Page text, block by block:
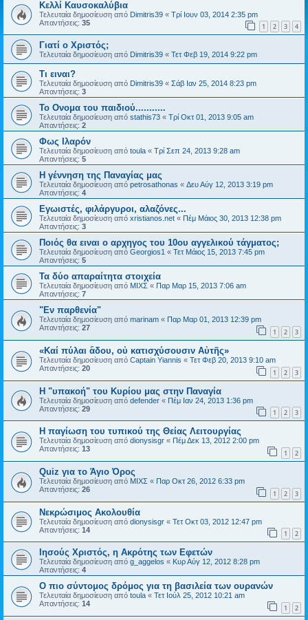
Κελλί Καυσοκαλύβια
Τελευταία δημοσίευση από Dimitris39 « Τρί Ιουν 03, 2014 2:35 pm
Απαντήσεις: 35 1 2 3 4
Γιατί ο Χριστός;
Τελευταία δημοσίευση από Dimitris39 « Τετ Φεβ 19, 2014 9:22 pm
Τι ειναι?
Τελευταία δημοσίευση από Dimitris39 « Σάβ Ιαν 25, 2014 8:23 pm
Απαντήσεις: 3
Το Ονομα του παιδιού...........
Τελευταία δημοσίευση από stathis73 « Τρί Οκτ 01, 2013 9:05 am
Απαντήσεις: 2
Φως Ιλαρόν
Τελευταία δημοσίευση από toula « Τρί Σεπ 24, 2013 9:28 am
Απαντήσεις: 5
Η γέννηση της Παναγίας μας
Τελευταία δημοσίευση από petrosathonas « Δευ Αύγ 12, 2013 3:19 pm
Απαντήσεις: 4
Εγωιστές, φιλάργυροι, αλαζόνες...
Τελευταία δημοσίευση από xristianos.net « Πέμ Μάιος 30, 2013 12:38 pm
Απαντήσεις: 3
Ποιός θα ειναι ο αρχηγος του 10ου αγγελικού τάγματος;
Τελευταία δημοσίευση από Georgios1 « Τετ Μάιος 15, 2013 7:45 pm
Απαντήσεις: 5
Τα δύο απαραίτητα στοιχεία
Τελευταία δημοσίευση από ΜΙΧΣ « Παρ Μαρ 15, 2013 7:06 am
Απαντήσεις: 7
"Εν παρθενία"
Τελευταία δημοσίευση από marinam « Παρ Μαρ 01, 2013 12:39 pm
Απαντήσεις: 27 1 2 3
«Καί πύλαι ἅδου, οὐ κατισχύσουσιν Αὐτῆς»
Τελευταία δημοσίευση από Captain Yiannis « Τετ Φεβ 20, 2013 9:10 am
Απαντήσεις: 20 1 2 3
Η "υπακοή" του Κυρίου μας στην Παναγία
Τελευταία δημοσίευση από defender « Πέμ Ιαν 24, 2013 1:36 pm
Απαντήσεις: 29 1 2 3
Η παγίωση του τυπικού της Θείας Λειτουργίας
Τελευταία δημοσίευση από dionysisgr « Πέμ Δεκ 13, 2012 2:00 pm
Απαντήσεις: 13 1 2
Quiz για το Άγιο Όρος
Τελευταία δημοσίευση από ΜΙΧΣ « Παρ Οκτ 26, 2012 6:33 pm
Απαντήσεις: 26 1 2 3
Νεκρώσιμος Ακολουθία
Τελευταία δημοσίευση από dionysisgr « Τετ Οκτ 03, 2012 12:47 pm
Απαντήσεις: 14 1 2
Ιησούς Χριστός, η Ακρότης των Εφετών
Τελευταία δημοσίευση από g_aggelos « Κυρ Αύγ 12, 2012 8:28 pm
Απαντήσεις: 4
Ο πιο σύντομος δρόμος για τη βασιλεία των ουρανών
Τελευταία δημοσίευση από toula « Τετ Ιούλ 25, 2012 10:21 am
Απαντήσεις: 14 1 2